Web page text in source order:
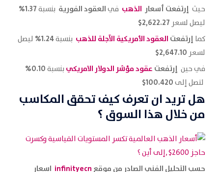
حيث إرتفعت أسعار الذهب فيالعقود الفورية بنسبة1.37%
ليصل لسعر 2,622.27$
كما إرتفعت العقود الأمريكية الآجلة للذهب بنسبة
ليصل
لسعر 2,647.10$
في حين إرتفعت عقود مؤشر الدولارالامريكي بنسبة0.10%
لتصل إلى100.420$
هل تريد ان تعرف كيف تحقق المكاسب
من خلال هذا السوق ؟
حسب التحليل الفني الصادر من موقع infinityecn اسعار